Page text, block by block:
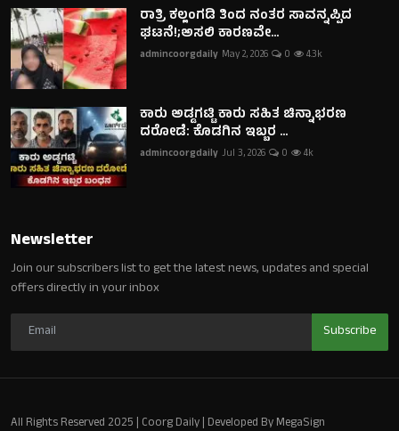
ರಾತ್ರಿ ಕಲ್ಲಂಗಡಿ ತಿಂದ ನಂತರ ಸಾವನ್ನಪ್ಪಿದ
ಘಟನೆ!;ಅಸಲಿ ಕಾರಣವೇ...
admincoorgdaily May 2, 2026 0 4.3k
ಕಾರು ಅಡ್ಡಗಟ್ಟಿ ಕಾರು ಸಹಿತ ಚಿನ್ನಾಭರಣ
ದರೋಡೆ: ಕೊಡಗಿನ ಇಬ್ಬರ ...
admincoorgdaily Jul 3, 2026 0 4k
Newsletter
Join our subscribers list to get the latest news, updates and special
offers directly in your inbox
Subscribe
All Rights Reserved 2025 | Coorg Daily | Developed By MegaSign